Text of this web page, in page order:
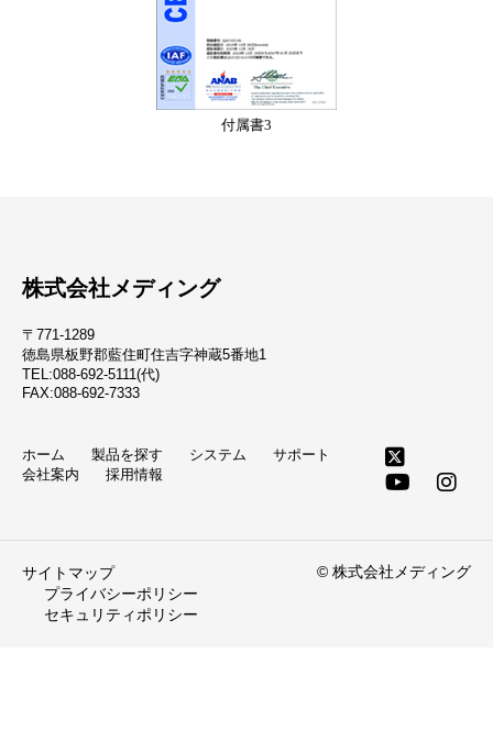
付属書3
株式会社メディング
〒771-1289
徳島県板野郡藍住町住吉字神蔵5番地1
TEL:088-692-5111(代)
FAX:088-692-7333
ホーム 製品を探す システム
サポート
会社案内
採用情報
サイトマップ
プライバシーポリシー
セキュリティポリシー
© 株式会社メディング